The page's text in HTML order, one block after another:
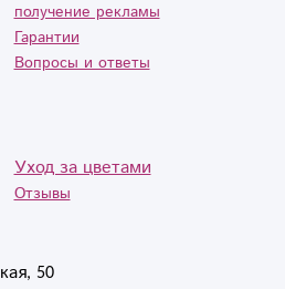
50
получение рекламы
Гарантии
Вопросы и ответы
Уход за цветами
Отзывы